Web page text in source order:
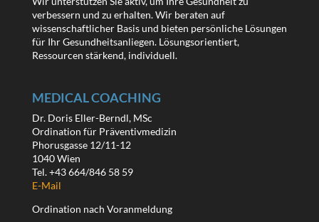
verbessern und zu erhalten. Wir beraten auf
wissenschaftlicher Basis und bieten persönliche Lösungen
für Ihr Gesundheitsanliegen. Lösungsorientiert,
Ressourcen stärkend, individuell.
MEDICAL COACHING
Dr. Doris Eller-Berndl, MSc
Ordination für Präventivmedizin
Phorusgasse 12/11-12
1040 Wien
Tel. +43 664/846 58 59
E-Mail
Ordination nach Voranmeldung